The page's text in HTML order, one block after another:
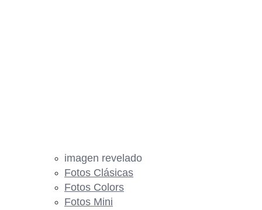
imagen revelado
Fotos Clásicas
Fotos Colors
Fotos Mini